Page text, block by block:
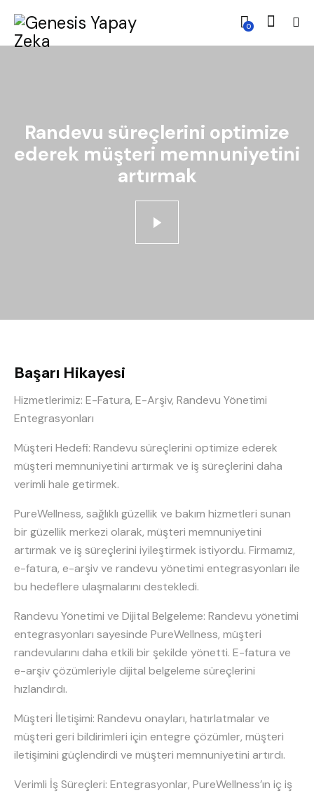
0
Randevu süreçlerini optimize
ederek müşteri memnuniyetini
artırmak
Başarı Hikayesi
Hizmetlerimiz: E-Fatura, E-Arşiv, Randevu Yönetimi
Entegrasyonları
Müşteri Hedefi: Randevu süreçlerini optimize ederek
müşteri memnuniyetini artırmak ve iş süreçlerini daha
verimli hale getirmek.
PureWellness, sağlıklı güzellik ve bakım hizmetleri sunan
bir güzellik merkezi olarak, müşteri memnuniyetini
artırmak ve iş süreçlerini iyileştirmek istiyordu. Firmamız,
e-fatura, e-arşiv ve randevu yönetimi entegrasyonları ile
bu hedeflere ulaşmalarını destekledi.
Randevu Yönetimi ve Dijital Belgeleme: Randevu yönetimi
entegrasyonları sayesinde PureWellness, müşteri
randevularını daha etkili bir şekilde yönetti. E-fatura ve
e-arşiv çözümleriyle dijital belgeleme süreçlerini
hızlandırdı.
Müşteri İletişimi: Randevu onayları, hatırlatmalar ve
müşteri geri bildirimleri için entegre çözümler, müşteri
iletişimini güçlendirdi ve müşteri memnuniyetini artırdı.
Verimli İş Süreçleri: Entegrasyonlar, PureWellness’ın iç iş